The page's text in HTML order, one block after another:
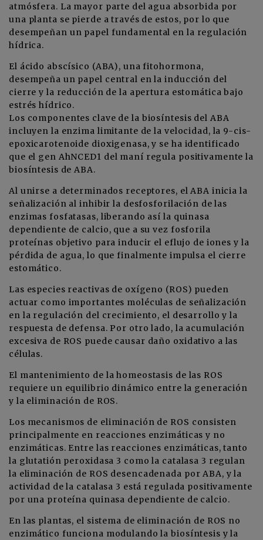
atmósfera. La mayor parte del agua absorbida por
una planta se pierde a través de estos, por lo que
desempeñan un papel fundamental en la regulación
hídrica.
El ácido abscísico (ABA), una fitohormona,
desempeña un papel central en la inducción del
cierre y la reducción de la apertura estomática bajo
estrés hídrico.
Los componentes clave de la biosíntesis del ABA
incluyen la enzima limitante de la velocidad, la 9-cis-
epoxicarotenoide dioxigenasa, y se ha identificado
que el gen AhNCED1 del maní regula positivamente la
biosíntesis de ABA.
Al unirse a determinados receptores, el ABA inicia la
señalización al inhibir la desfosforilación de las
enzimas fosfatasas, liberando así la quinasa
dependiente de calcio, que a su vez fosforila
proteínas objetivo para inducir el eflujo de iones y la
pérdida de agua, lo que finalmente impulsa el cierre
estomático.
Las especies reactivas de oxígeno (ROS) pueden
actuar como importantes moléculas de señalización
en la regulación del crecimiento, el desarrollo y la
respuesta de defensa. Por otro lado, la acumulación
excesiva de ROS puede causar daño oxidativo a las
células.
El mantenimiento de la homeostasis de las ROS
requiere un equilibrio dinámico entre la generación
y la eliminación de ROS.
Los mecanismos de eliminación de ROS consisten
principalmente en reacciones enzimáticas y no
enzimáticas. Entre las reacciones enzimáticas, tanto
la glutatión peroxidasa 3 como la catalasa 3 regulan
la eliminación de ROS desencadenada por ABA, y la
actividad de la catalasa 3 está regulada positivamente
por una proteína quinasa dependiente de calcio.
En las plantas, el sistema de eliminación de ROS no
enzimático funciona modulando la biosíntesis y la